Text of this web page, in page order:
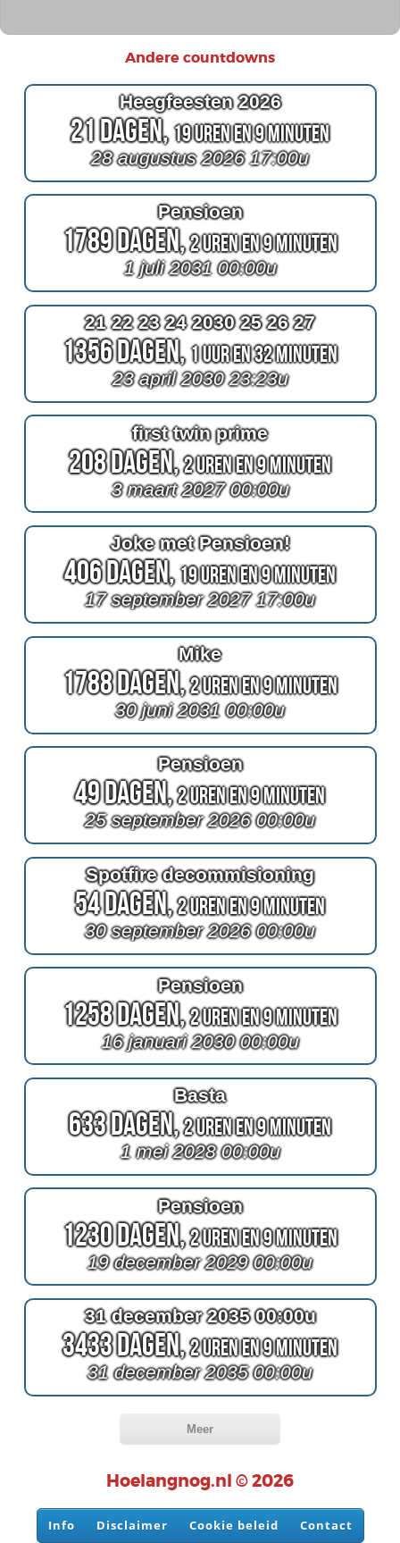
Andere countdowns
Heegfeesten 2026
21 Dagen,19 Uren en 9 Minuten
28 augustus 2026 17:00u
Pensioen
1789 Dagen,2 Uren en 9 Minuten
1 juli 2031 00:00u
21 22 23 24 2030 25 26 27
1356 Dagen,1 Uur en 32 Minuten
23 april 2030 23:23u
first twin prime
208 Dagen,2 Uren en 9 Minuten
3 maart 2027 00:00u
Joke met Pensioen!
406 Dagen,19 Uren en 9 Minuten
17 september 2027 17:00u
Mike
1788 Dagen,2 Uren en 9 Minuten
30 juni 2031 00:00u
Pensioen
49 Dagen,2 Uren en 9 Minuten
25 september 2026 00:00u
Spotfire decommisioning
54 Dagen,2 Uren en 9 Minuten
30 september 2026 00:00u
Pensioen
1258 Dagen,2 Uren en 9 Minuten
16 januari 2030 00:00u
Basta
633 Dagen,2 Uren en 9 Minuten
1 mei 2028 00:00u
Pensioen
1230 Dagen,2 Uren en 9 Minuten
19 december 2029 00:00u
31 december 2035 00:00u
3433 Dagen,2 Uren en 9 Minuten
31 december 2035 00:00u
Meer
Hoelangnog.nl © 2026
Info Disclaimer Cookie beleid Contact